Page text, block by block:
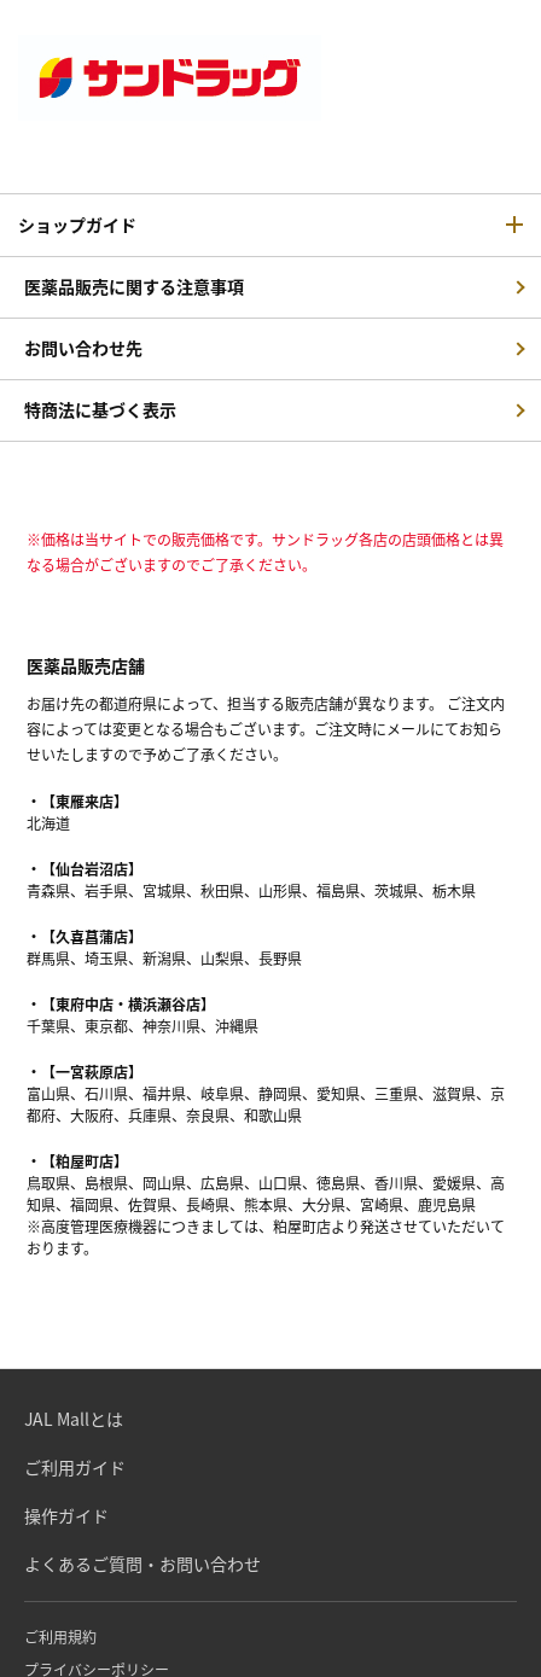
ショップガイド
医薬品販売に関する注意事項
お問い合わせ先
特商法に基づく表示
※価格は当サイトでの販売価格です。サンドラッグ各店の店頭価格とは異
なる場合がございますのでご了承ください。
医薬品販売店舗
お届け先の都道府県によって、担当する販売店舗が異なります。 ご注文内
容によっては変更となる場合もございます。ご注文時にメールにてお知ら
せいたしますので予めご了承ください。
【東雁来店】
北海道
【仙台岩沼店】
青森県、岩手県、宮城県、秋田県、山形県、福島県、茨城県、栃木県
【久喜菖蒲店】
群馬県、埼玉県、新潟県、山梨県、長野県
【東府中店・横浜瀬谷店】
千葉県、東京都、神奈川県、沖縄県
【一宮萩原店】
富山県、石川県、福井県、岐阜県、静岡県、愛知県、三重県、滋賀県、京
都府、大阪府、兵庫県、奈良県、和歌山県
【粕屋町店】
鳥取県、島根県、岡山県、広島県、山口県、徳島県、香川県、愛媛県、高
知県、福岡県、佐賀県、長崎県、熊本県、大分県、宮崎県、鹿児島県
※高度管理医療機器につきましては、粕屋町店より発送させていただいて
おります。
JAL Mallとは
ご利用ガイド
操作ガイド
よくあるご質問・お問い合わせ
ご利用規約
プライバシーポリシー